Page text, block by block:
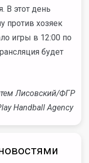
В этот день
против хозяек
игры в 12:00 по
будет
Лисовский/ФГР
Handball Agency